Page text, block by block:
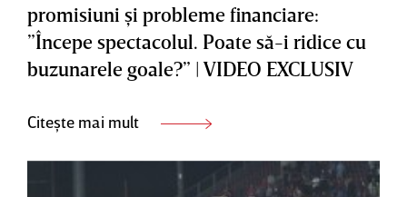
promisiuni şi probleme financiare:
”Începe spectacolul. Poate să-i ridice cu
buzunarele goale?” | VIDEO EXCLUSIV
Citește mai mult